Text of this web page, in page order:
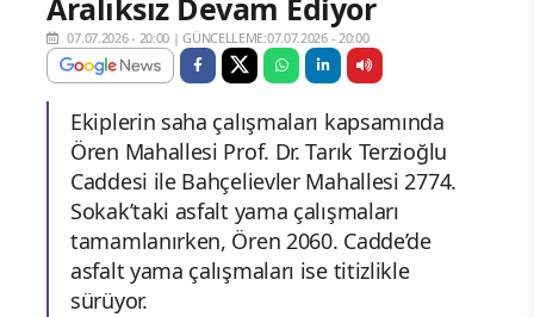
Aralıksız Devam Ediyor
07.07.2026 - 20:00 |GÜNCELLEME:07.07.2026 - 20:00
Ekiplerin saha çalışmaları kapsamında
Ören Mahallesi Prof. Dr. Tarık Terzioğlu
Caddesi ile Bahçelievler Mahallesi 2774.
Sokak’taki asfalt yama çalışmaları
tamamlanırken, Ören 2060. Cadde’de
asfalt yama çalışmaları ise titizlikle
sürüyor.